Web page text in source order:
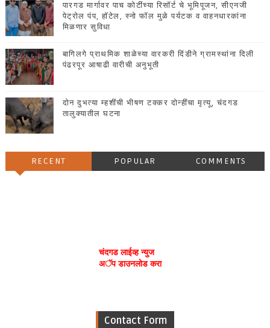
पारगड मार्गावर पाच कोटींच्या रिसॉर्ट चे भूमिपूजन, सीएनजी
पेट्रोल पंप, हॉटेल, स्नो फॉल मुळे पर्यटक व वाहनधारकांना
मिळणार सुविधा
बागिलगे प्राथमिक शाळेच्या वारकरी दिंडीने ग्रामस्थांना दिली
पंढरपूर आषाढी वारीची अनुभूती
दोन दुभत्या म्हशींची भीषण टक्कर दोन्हींचा मृत्यू, चंदगड
तालुक्यातील घटना
RECENT POPULAR COMMENTS
चंदगड लाईव्ह न्युज
अॅप डाउनलोड करा
Contact Form